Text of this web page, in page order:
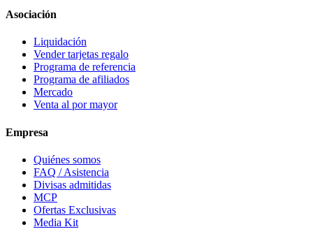
Asociación
Liquidación
Vender tarjetas regalo
Programa de referencia
Programa de afiliados
Mercado
Venta al por mayor
Empresa
Quiénes somos
FAQ / Asistencia
Divisas admitidas
MCP
Ofertas Exclusivas
Media Kit